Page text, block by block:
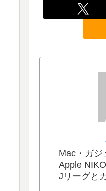
Mac・ガジ
Apple
Jリーグと